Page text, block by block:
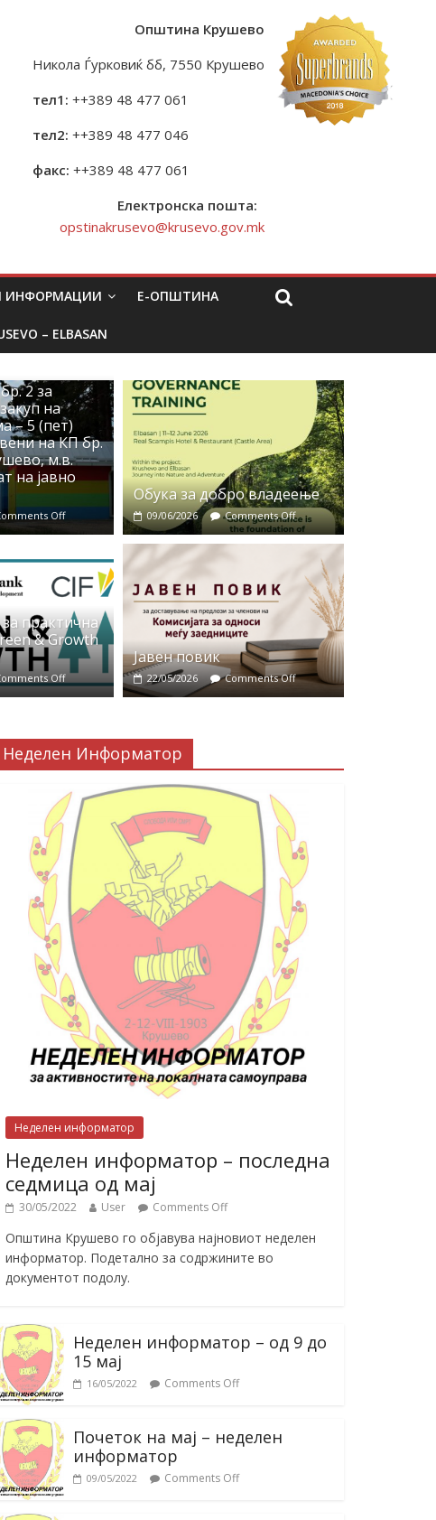
Општина Крушево
Никола Ѓурковиќ бб, 7550 Крушево
тел1: ++389 48 477 061
тел2: ++389 48 477 046
факс: ++389 48 477 061
Електронска пошта:
opstinakrusevo@krusevo.gov.mk
ИНФОРМАЦИИ Е-ОПШТИНА
– ELBASAN
2 за
на
– 5 (пет)
на КП бр.
м.в.
на јавно
Off
Обука за добро владеење
09/06/2026 Comments Off
практична
& Growth
Off
Јавен повик
22/05/2026 Comments Off
Неделен Информатор
Неделен информатор
Неделен информатор – последна
седмица од мај
30/05/2022 User Comments Off
Општина Крушево го објавува најновиот неделен
информатор. Подетално за содржините во
документот подолу.
Неделен информатор – од 9 до
15 мај
16/05/2022 Comments Off
Почеток на мај – неделен
информатор
09/05/2022 Comments Off